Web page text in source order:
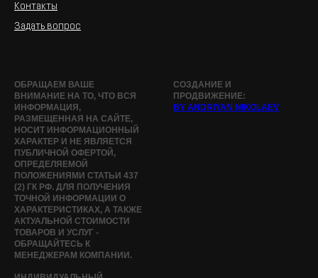
Контакты
Задать вопрос
ОБРАЩАЕМ ВАШЕ
ВНИМАНИЕ НА ТО, ЧТО ВСЯ
ИНФОРМАЦИЯ,
РАЗМЕЩЕННАЯ НА САЙТЕ,
НОСИТ ИНФОРМАЦИОННЫЙ
ХАРАКТЕР И НЕ ЯВЛЯЕТСЯ
ПУБЛИЧНОЙ ОФЕРТОЙ,
ОПРЕДЕЛЯЕМОЙ
ПОЛОЖЕНИЯМИ СТАТЬИ 437
(2) ГК РФ. ДЛЯ ПОЛУЧЕНИЯ
ТОЧНОЙ ИНФОРМАЦИИ О
ХАРАКТЕРИСТИКАХ, А ТАКЖЕ
АКТУАЛЬНОЙ СТОИМОСТИ
ТОВАРОВ И УСЛУГ -
ОБРАЩАЙТЕСЬ К
МЕНЕДЖЕРАМ КОМПАНИИ.
СОЗДАНИЕ И
ПРОДВИЖЕНИЕ:
BY ANDRIYAN NIKOLAEV